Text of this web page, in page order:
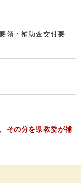
領・補助金交付要
その分を県教委が補